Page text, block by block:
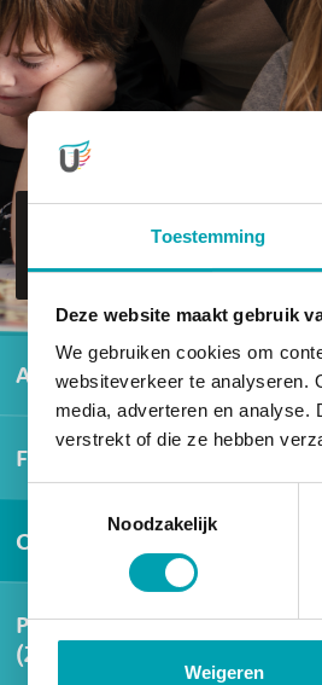
Toestemming
Deze website maakt gebruik
We gebruiken cookies om
websiteverkeer te analyseren.
media, adverteren en analyse.
verstrekt of die ze hebben
Toestemmingsselectie
Noodzakelijk
Weigeren
ParkHoek
Secundair menu
Activiteiten
Fotogalerij
Ophalen scholen
Peuteropvang/VVE
(2-4 jaar)